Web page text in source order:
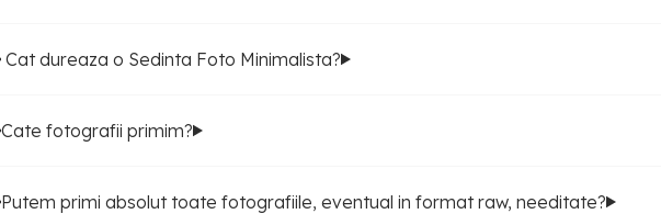
Cat dureaza o Sedinta Foto Minimalista?
Cate fotografii primim?
Putem primi absolut toate fotografiile, eventual in format raw, needitate?